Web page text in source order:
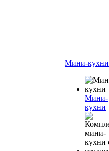
Мини-кухни
Мини-
кухни